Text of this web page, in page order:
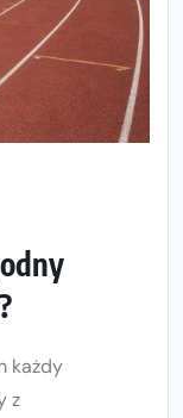
każdy
z